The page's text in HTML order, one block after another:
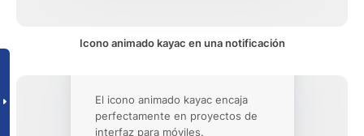
Icono animado kayac en una notificación
El icono animado kayac encaja
perfectamente en proyectos de
interfaz para móviles.